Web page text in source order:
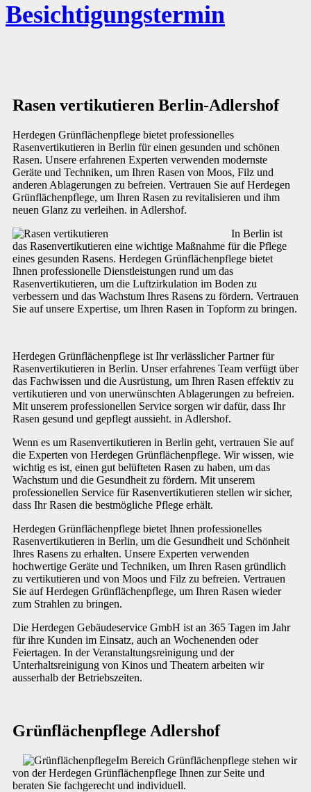
Besichtigungstermin
Rasen vertikutieren Berlin-Adlershof
Herdegen Grünflächenpflege bietet professionelles
Rasenvertikutieren in Berlin für einen gesunden und schönen
Rasen. Unsere erfahrenen Experten verwenden modernste
Geräte und Techniken, um Ihren Rasen von Moos, Filz und
anderen Ablagerungen zu befreien. Vertrauen Sie auf Herdegen
Grünflächenpflege, um Ihren Rasen zu revitalisieren und ihm
neuen Glanz zu verleihen. in Adlershof.
In Berlin ist
das Rasenvertikutieren eine wichtige Maßnahme für die Pflege
eines gesunden Rasens. Herdegen Grünflächenpflege bietet
Ihnen professionelle Dienstleistungen rund um das
Rasenvertikutieren, um die Luftzirkulation im Boden zu
verbessern und das Wachstum Ihres Rasens zu fördern. Vertrauen
Sie auf unsere Expertise, um Ihren Rasen in Topform zu bringen.
Herdegen Grünflächenpflege ist Ihr verlässlicher Partner für
Rasenvertikutieren in Berlin. Unser erfahrenes Team verfügt über
das Fachwissen und die Ausrüstung, um Ihren Rasen effektiv zu
vertikutieren und von unerwünschten Ablagerungen zu befreien.
Mit unserem professionellen Service sorgen wir dafür, dass Ihr
Rasen gesund und gepflegt aussieht. in Adlershof.
Wenn es um Rasenvertikutieren in Berlin geht, vertrauen Sie auf
die Experten von Herdegen Grünflächenpflege. Wir wissen, wie
wichtig es ist, einen gut belüfteten Rasen zu haben, um das
Wachstum und die Gesundheit zu fördern. Mit unserem
professionellen Service für Rasenvertikutieren stellen wir sicher,
dass Ihr Rasen die bestmögliche Pflege erhält.
Herdegen Grünflächenpflege bietet Ihnen professionelles
Rasenvertikutieren in Berlin, um die Gesundheit und Schönheit
Ihres Rasens zu erhalten. Unsere Experten verwenden
hochwertige Geräte und Techniken, um Ihren Rasen gründlich
zu vertikutieren und von Moos und Filz zu befreien. Vertrauen
Sie auf Herdegen Grünflächenpflege, um Ihren Rasen wieder
zum Strahlen zu bringen.
Die Herdegen Gebäudeservice GmbH ist an 365 Tagen im Jahr
für ihre Kunden im Einsatz, auch an Wochenenden oder
Feiertagen. In der Veranstaltungsreinigung und der
Unterhaltsreinigung von Kinos und Theatern arbeiten wir
ausserhalb der Betriebszeiten.
Grünflächenpflege Adlershof
Im Bereich Grünflächenpflege stehen wir
von der Herdegen Grünflächenpflege Ihnen zur Seite und
beraten Sie fachgerecht und individuell.